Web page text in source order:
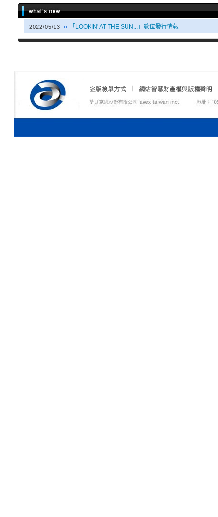
2022/05/13 「LOOKIN' AT THE SUN...」數位發行情報